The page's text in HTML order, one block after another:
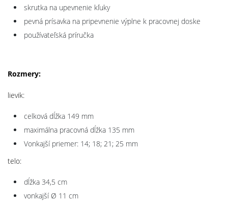
skrutka na upevnenie kľuky
pevná prísavka na pripevnenie výplne k pracovnej doske
používateľská príručka
Rozmery:
lievik:
celková dĺžka 149 mm
maximálna pracovná dĺžka 135 mm
Vonkajší priemer: 14; 18; 21; 25 mm
telo:
dĺžka 34,5 cm
vonkajší Ø 11 cm